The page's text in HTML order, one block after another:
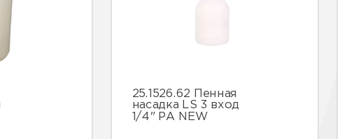
25.1526.62 Пенная
насадка LS 3 вход
1/4" PA NEW